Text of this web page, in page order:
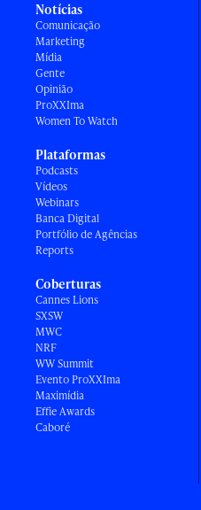
Notícias
Comunicação
Marketing
Mídia
Gente
Opinião
ProXXIma
Women To Watch
Plataformas
Podcasts
Vídeos
Webinars
Banca Digital
Portfólio de Agências
Reports
Coberturas
Cannes Lions
SXSW
MWC
NRF
WW Summit
Evento ProXXIma
Maximídia
Effie Awards
Caboré